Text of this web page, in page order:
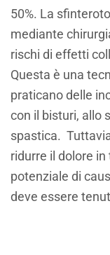
50%. La
mediante
rischi di effetti
Questa è una
praticano delle
con il bisturi, allo
spastica.
ridurre il dolore
potenziale di
deve essere